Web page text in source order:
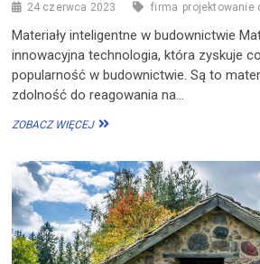
24 czerwca 2023 firma projektowanie
Materiały inteligentne w budownictwie
innowacyjna technologia, która zyskuje
popularność w budownictwie. Są to
zdolność do reagowania na…
ZOBACZ WIĘCEJNOWE
BUDOWNICTWIE:
INNOWACYJNE
ROZWIĄZANIA
I
ICH
ZASTOSOWANIE